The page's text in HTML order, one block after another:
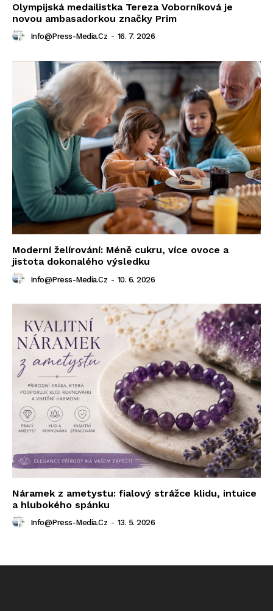
Olympijská medailistka Tereza Voborníková je
novou ambasadorkou značky Prim
Info@press-Media.cz - 16. 7. 2026
Moderní želírování: Méně cukru, více ovoce a
jistota dokonalého výsledku
Info@press-Media.cz - 10. 6. 2026
Náramek z ametystu: fialový strážce klidu, intuice
a hlubokého spánku
Info@press-Media.cz - 13. 5. 2026